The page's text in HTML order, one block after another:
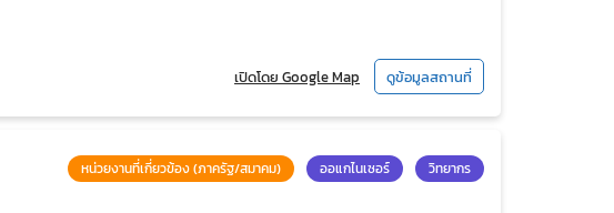
เปิดโดย Google Map ดูข้อมูลสถานที่
หน่วยงานที่เกี่ยวข้อง (ภาครัฐ/สมาคม) ออแกไนเซอร์ วิทยากร